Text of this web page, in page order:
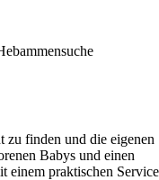
zu finden und die eigenen
Babys und einen
einem praktischen Service